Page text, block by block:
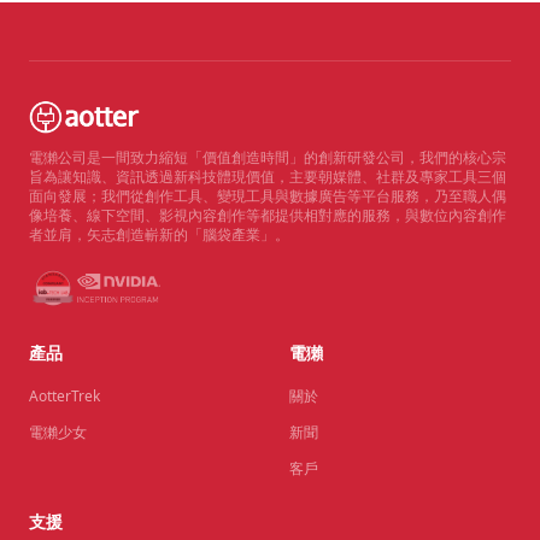
電獺公司是一間致力縮短「價值創造時間」的創新研發公司，我們的核心宗
旨為讓知識、資訊透過新科技體現價值，主要朝媒體、社群及專家工具三個
面向發展；我們從創作工具、變現工具與數據廣告等平台服務，乃至職人偶
像培養、線下空間、影視內容創作等都提供相對應的服務，與數位內容創作
者並肩，矢志創造嶄新的「腦袋產業」。
產品
AotterTrek
電獺少女
電獺
關於
新聞
客戶
支援